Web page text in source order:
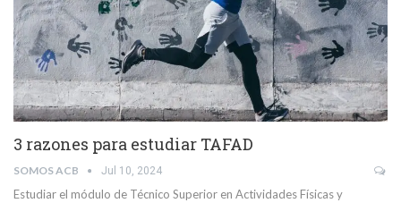
3 razones para estudiar TAFAD
SOMOS ACB Jul 10, 2024
Estudiar el módulo de Técnico Superior en Actividades Físicas y